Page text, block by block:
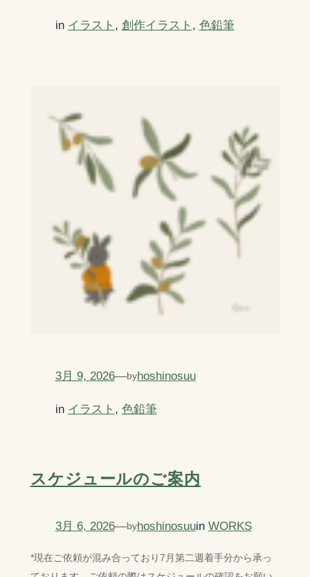
in イラスト , 創作イラスト , 色鉛筆
3月 9, 2026—byhoshinosuu
in イラスト , 色鉛筆
スケジュールのご案内
3月 6, 2026—byhoshinosuuin WORKS
*現在ご依頼が混み合っており7月第二週着手分から承っ